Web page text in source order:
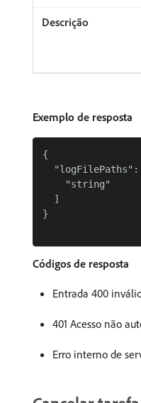
Exemplo de resposta
{
"logFilePaths":
    "string"
  ]
}
Códigos de resposta
Entrada 400
401 Acesso não
Erro interno de